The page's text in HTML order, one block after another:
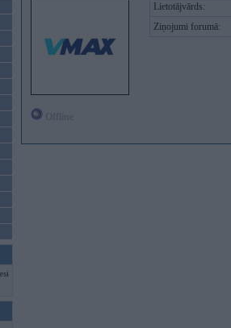
Lietotājvārds:
Ziņojumi forumā: